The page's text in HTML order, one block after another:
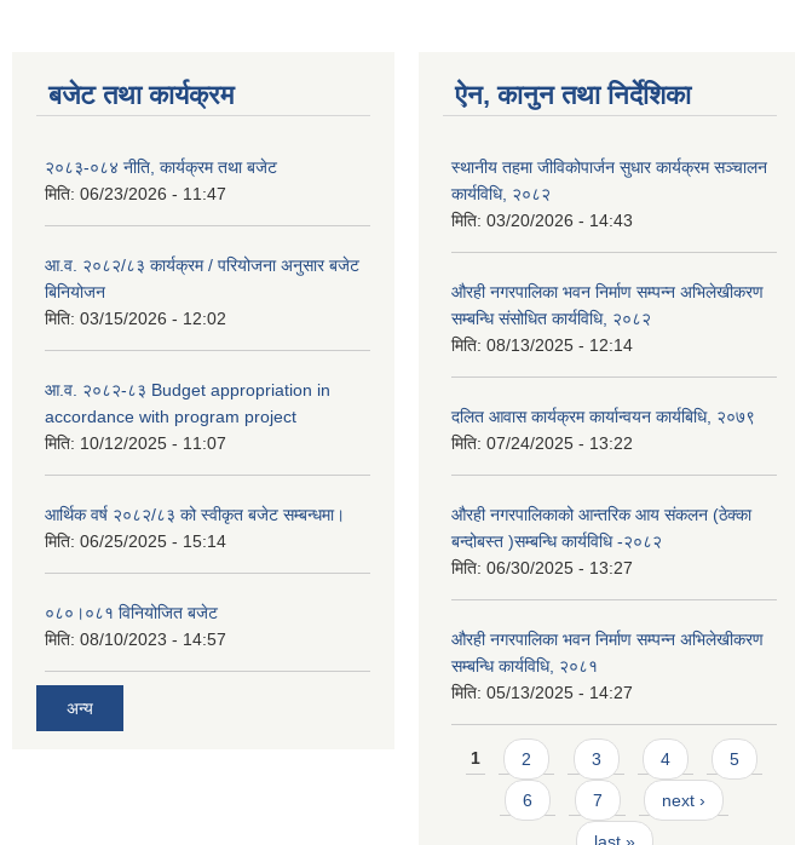
बजेट तथा कार्यक्रम
२०८३-०८४ नीति, कार्यक्रम तथा बजेट
मिति: 06/23/2026 - 11:47
आ.व. २०८२/८३ कार्यक्रम / परियोजना अनुसार बजेट
बिनियोजन
मिति: 03/15/2026 - 12:02
आ.व. २०८२-८३ Budget appropriation in
accordance with program project
मिति: 10/12/2025 - 11:07
आर्थिक वर्ष २०८२/८३ को स्वीकृत बजेट सम्बन्धमा।
मिति: 06/25/2025 - 15:14
०८०।०८१ विनियोजित बजेट
मिति: 08/10/2023 - 14:57
अन्य
ऐन, कानुन तथा निर्देशिका
स्थानीय तहमा जीविकोपार्जन सुधार कार्यक्रम सञ्चालन
कार्यविधि, २०८२
मिति: 03/20/2026 - 14:43
औरही नगरपालिका भवन निर्माण सम्पन्न अभिलेखीकरण
सम्बन्धि संसोधित कार्यविधि, २०८२
मिति: 08/13/2025 - 12:14
दलित आवास कार्यक्रम कार्यान्वयन कार्यबिधि, २०७९
मिति: 07/24/2025 - 13:22
औरही नगरपालिकाको आन्तरिक आय संकलन (ठेक्का
बन्दोबस्त )सम्बन्धि कार्यविधि -२०८२
मिति: 06/30/2025 - 13:27
औरही नगरपालिका भवन निर्माण सम्पन्न अभिलेखीकरण
सम्बन्धि कार्यविधि, २०८१
मिति: 05/13/2025 - 14:27
Pages
1 2 3 4 5
6 7 next ›
last »